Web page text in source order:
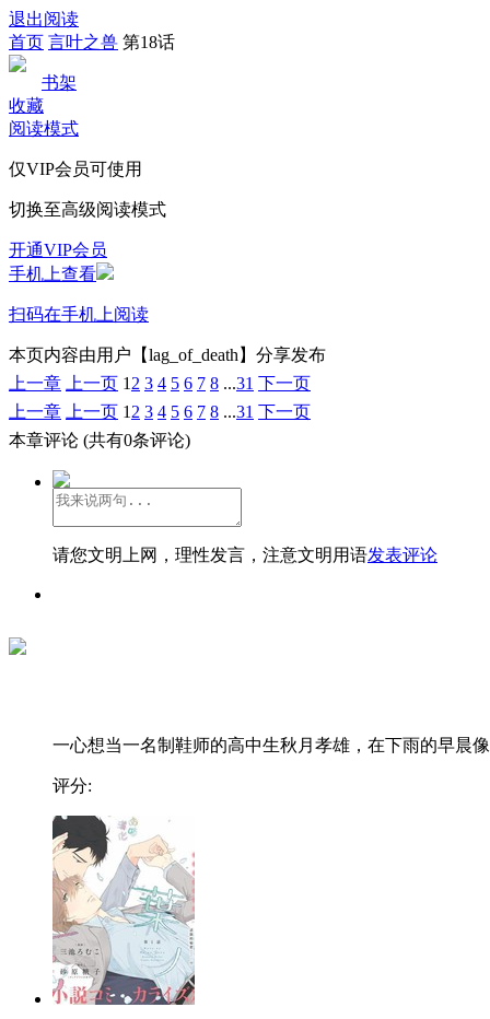
退出阅读
首页 言叶之兽 第18话
书架
收藏
阅读模式
仅VIP会员可使用
切换至高级阅读模式
开通VIP会员
手机上查看
扫码在手机上阅读
本页内容由用户【lag_of_death】分享发布
上一章
上一页 1 2 3 4 5 6 7 8 ...31 下一页
上一章
上一页 1 2 3 4 5 6 7 8 ...31 下一页
本章评论 (共有0条评论)
请您文明上网，理性发言，注意文明用语发表评论
一心想当一名制鞋师的高中生秋月孝雄，在下雨的早晨
评分: